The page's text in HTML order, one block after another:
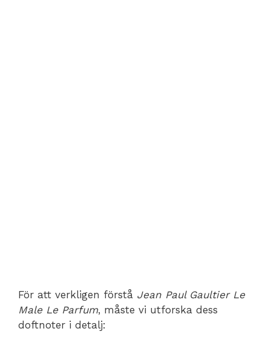
För att verkligen förstå Jean Paul Gaultier Le
Male Le Parfum, måste vi utforska dess
doftnoter i detalj: